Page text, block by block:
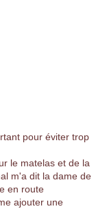
pour éviter trop
le matelas et de la
m'a dit la dame de
en route
ajouter une